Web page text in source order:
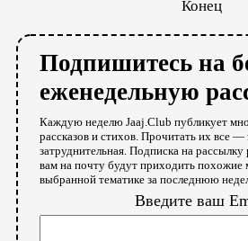
Конец
Подпишитесь на
еженедельную
Каждую неделю Jaaj.Club публикует
рассказов и стихов. Прочитать их все —
затруднительная. Подписка на
вам на почту будут приходить похожие
выбранной тематике за последнюю
Введите ваш